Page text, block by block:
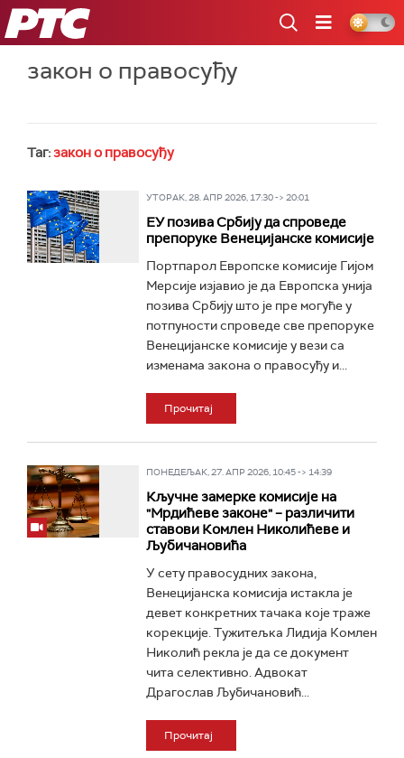
РТС
закон о правосуђу
Таг: закон о правосуђу
УТОРАК, 28. АПР 2026, 17:30 -> 20:01
ЕУ позива Србију да спроведе
препоруке Венецијанске комисије
Портпарол Европске комисије Гијом
Мерсије изјавио је да Европска унија
позива Србију што је пре могуће у
потпуности спроведе све препоруке
Венецијанске комисије у вези са
изменама закона о правосуђу и...
Прочитај
ПОНЕДЕЉАК, 27. АПР 2026, 10:45 -> 14:39
Кључне замерке комисије на
"Мрдићеве законе" – различити
ставови Комлен Николићеве и
Љубичановића
У сету правосудних закона,
Венецијанска комисија истакла је
девет конкретних тачака које траже
корекције. Тужитељка Лидија Комлен
Николић рекла је да се документ
чита селективно. Адвокат
Драгослав Љубичановић...
Прочитај